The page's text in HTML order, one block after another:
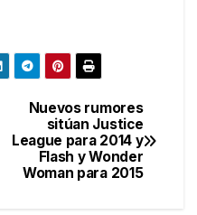
Nuevos rumores
sitúan Justice
League para 2014 y
Flash y Wonder
Woman para 2015